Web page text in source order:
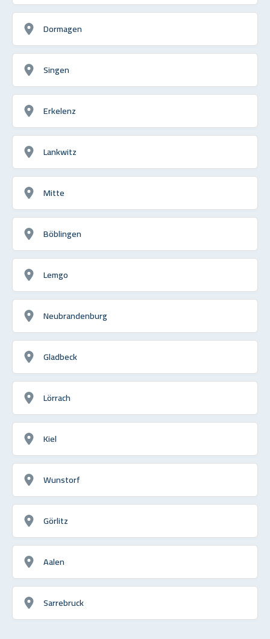
Dormagen
Singen
Erkelenz
Lankwitz
Mitte
Böblingen
Lemgo
Neubrandenburg
Gladbeck
Lörrach
Kiel
Wunstorf
Görlitz
Aalen
Sarrebruck